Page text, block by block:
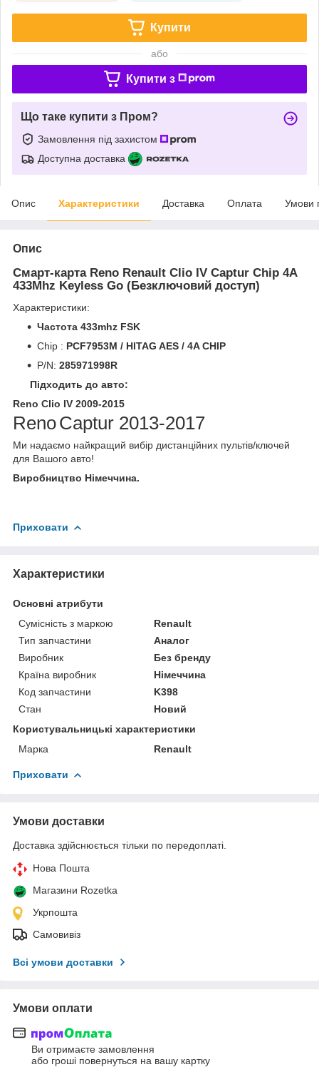
Купити
або
Купити з
Що таке купити з Пром?
Замовлення під захистом
Доступна доставка
Опис Характеристики Доставка Оплата Умови
Опис
Смарт-карта Reno Renault Clio IV Captur Chip 4A
433Mhz Keyless Go (Безключовий доступ)
Характеристики:
Частота 433mhz FSK
Chip : PCF7953M / HITAG AES / 4A CHIP
P/N: 285971998R
Підходить до авто:
Reno Clio IV 2009-2015
RenoCaptur 2013-2017
Ми надаємо найкращий вибір дистанційних пультів/ключей
для Вашого авто!
Виробництво Німеччина.
Приховати
Характеристики
Основні атрибути
Сумісність з маркою
Renault
Тип запчастини
Аналог
Виробник
Без бренду
Країна виробник
Німеччина
Код запчастини
K398
Стан
Новий
Користувальницькі характеристики
Марка
Renault
Приховати
Умови доставки
Доставка здійснюється тільки по передоплаті.
Нова Пошта
Магазини Rozetka
Укрпошта
Самовивіз
Всі умови доставки
Умови оплати
Ви отримаєте замовлення
або гроші повернуться на вашу картку